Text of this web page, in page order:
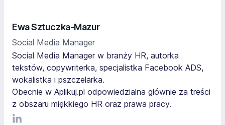
Ewa Sztuczka-Mazur
Social Media Manager
Social Media Manager w branży HR, autorka
tekstów, copywriterka, specjalistka Facebook ADS,
wokalistka i pszczelarka.
Obecnie w Aplikuj.pl odpowiedzialna głównie za treści
z obszaru miękkiego HR oraz prawa pracy.
LinkediIn